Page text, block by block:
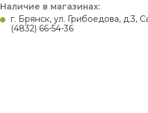
Наличие в магазинах:
г. Брянск, ул. Грибоедова, д.3,
(4832) 66-54-36